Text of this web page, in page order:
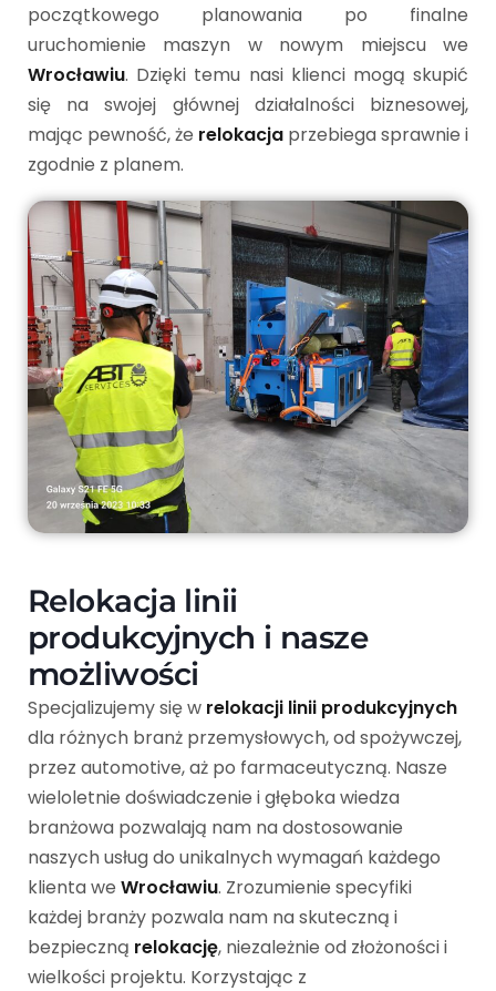
początkowego planowania po finalne
uruchomienie maszyn w nowym miejscu we
Wrocławiu. Dzięki temu nasi klienci mogą skupić
się na swojej głównej działalności biznesowej,
mając pewność, że relokacja przebiega sprawnie i
zgodnie z planem.
Relokacja linii
produkcyjnych i nasze
możliwości
Specjalizujemy się w relokacji linii produkcyjnych
dla różnych branż przemysłowych, od spożywczej,
przez automotive, aż po farmaceutyczną. Nasze
wieloletnie doświadczenie i głęboka wiedza
branżowa pozwalają nam na dostosowanie
naszych usług do unikalnych wymagań każdego
klienta we Wrocławiu. Zrozumienie specyfiki
każdej branży pozwala nam na skuteczną i
bezpieczną relokację, niezależnie od złożoności i
wielkości projektu. Korzystając z